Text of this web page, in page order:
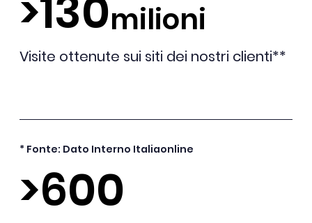
milioni
Visite ottenute sui siti dei nostri clienti**
* Fonte: Dato Interno Italiaonline
>600